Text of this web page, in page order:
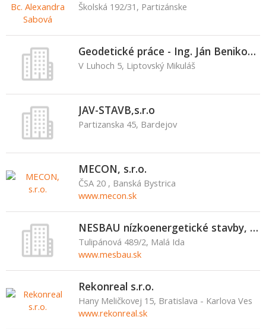
Školská 192/31, Partizánske
Geodetické práce - Ing. Ján Benikovský
V Luhoch 5, Liptovský Mikuláš
JAV-STAVB,s.r.o
Partizanska 45, Bardejov
MECON, s.r.o.
ČSA 20 , Banská Bystrica
www.mecon.sk
NESBAU nízkoenergetické stavby, s.r.o.
Tulipánová 489/2, Malá Ida
www.mesbau.sk
Rekonreal s.r.o.
Hany Meličkovej 15, Bratislava - Karlova Ves
www.rekonreal.sk